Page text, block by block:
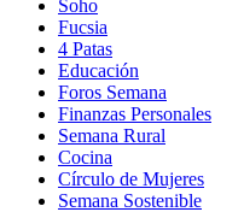
Soho
in
new
window
Fucsia
in
new
window
4 Patas
Educación
Foros Semana
Finanzas Personales
Semana Rural
Cocina
Círculo de Mujeres
Semana Sostenible